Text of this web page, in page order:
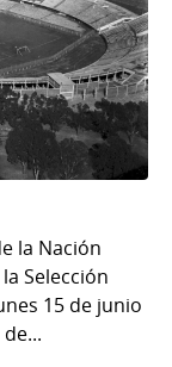
la Nación
Selección
15 de junio